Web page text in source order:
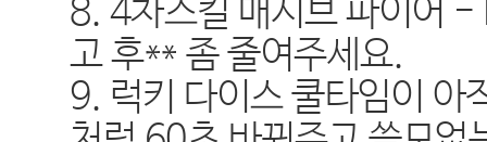
8. 4차스킬 매시브 파이어
고 후** 좀 줄여주세요.
9. 럭키 다이스 쿨타임이 아